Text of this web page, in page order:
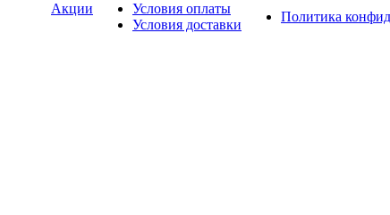
Акции
Условия оплаты
Условия доставки
Политика